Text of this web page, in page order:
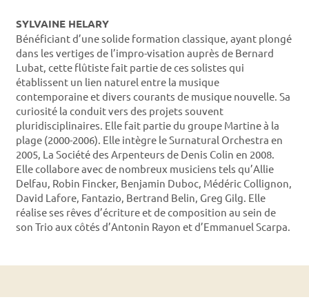
SYLVAINE HELARY
Bénéficiant d’une solide formation classique, ayant plongé
dans les vertiges de l’impro-visation auprès de Bernard
Lubat, cette flûtiste fait partie de ces solistes qui
établissent un lien naturel entre la musique
contemporaine et divers courants de musique nouvelle. Sa
curiosité la conduit vers des projets souvent
pluridisciplinaires. Elle fait partie du groupe Martine à la
plage (2000-2006). Elle intègre le Surnatural Orchestra en
2005, La Société des Arpenteurs de Denis Colin en 2008.
Elle collabore avec de nombreux musiciens tels qu’Allie
Delfau, Robin Fincker, Benjamin Duboc, Médéric Collignon,
David Lafore, Fantazio, Bertrand Belin, Greg Gilg. Elle
réalise ses rêves d’écriture et de composition au sein de
son Trio aux côtés d’Antonin Rayon et d’Emmanuel Scarpa.